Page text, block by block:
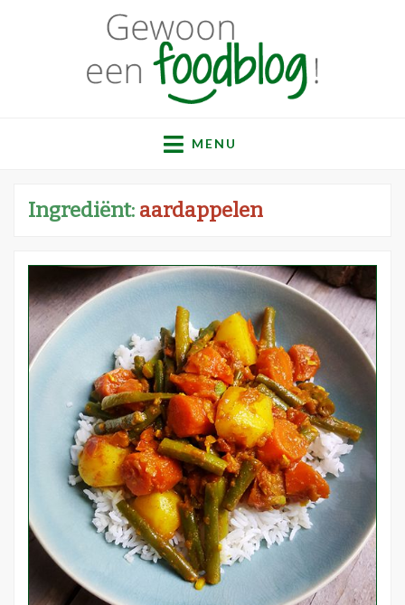
Gewoon een
foodblog!
recepten
MENU
Ingrediënt: aardappelen